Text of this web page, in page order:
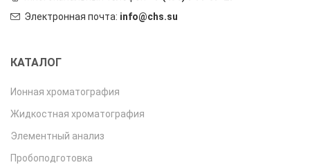
Электронная почта: info@chs.su
КАТАЛОГ
Ионная хроматография
Жидкостная хроматография
Элементный анализ
Пробоподготовка